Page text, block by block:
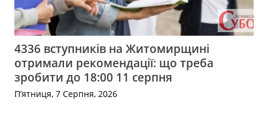
4336 вступників на Житомирщині
отримали рекомендації: що треба
зробити до 18:00 11 серпня
П’ятниця, 7 Серпня, 2026